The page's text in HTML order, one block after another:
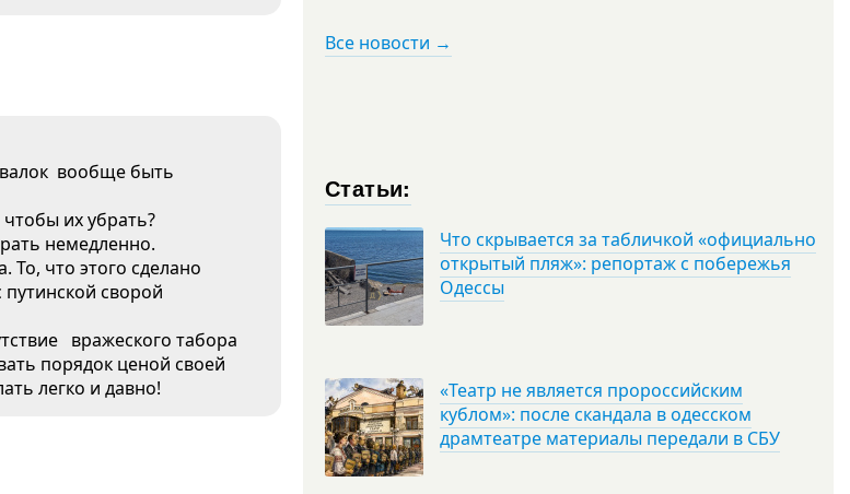
вообще быть
их убрать?
немедленно.
То, что этого сделано
сворой
вражеского табора
порядок ценой своей
легко и давно!
Все новости →
Статьи:
Что скрывается за табличкой «официально
открытый пляж»: репортаж с побережья
Одессы
«Театр не является пророссийским
кублом»: после скандала в одесском
драмтеатре материалы передали в СБУ